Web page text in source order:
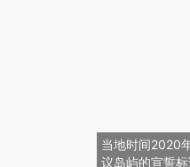
当地时间2020
议岛屿的宣誓